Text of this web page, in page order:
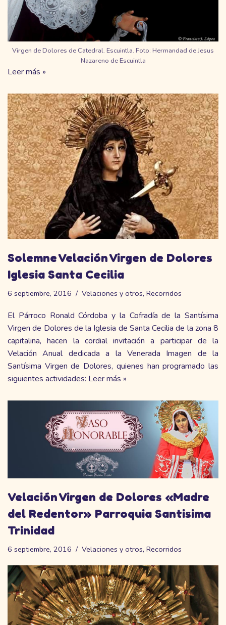
Virgen de Dolores de Catedral. Escuintla. Foto: Hermandad de Jesus
Nazareno de Escuintla
Leer más »
Solemne Velación Virgen de Dolores
Iglesia Santa Cecilia
6 septiembre, 2016 Velaciones y otros, Recorridos
El Párroco Ronald Córdoba y la Cofradía de la Santísima
Virgen de Dolores de la Iglesia de Santa Cecilia de la zona 8
capitalina, hacen la cordial invitación a participar de la
Velación Anual dedicada a la Venerada Imagen de la
Santísima Virgen de Dolores, quienes han programado las
siguientes actividades: Leer más »
Velación Virgen de Dolores «Madre
del Redentor» Parroquia Santisima
Trinidad
6 septiembre, 2016 Velaciones y otros, Recorridos